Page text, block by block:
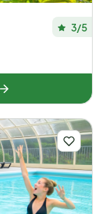
3/5